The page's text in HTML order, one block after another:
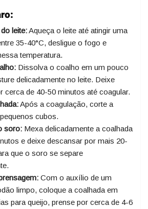
leite:Aqueça o leite até atingir uma
35-40°C, desligue o fogo e
temperatura.
Dissolva o coalho em um pouco
delicadamente no leite. Deixe
cerca de 40-50 minutos até coagular.
Após a coagulação, corte a
cubos.
soro: Mexa delicadamente a coalhada
e deixe descansar por mais 20-
que o soro se separe
Com o auxílio de um
limpo, coloque a coalhada em
para queijo, prense por cerca de 4-6